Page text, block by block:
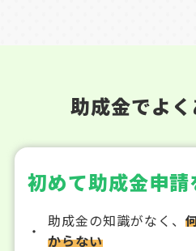
助成金でよ
初めて助成金申
助成金の知識がなく、
からない